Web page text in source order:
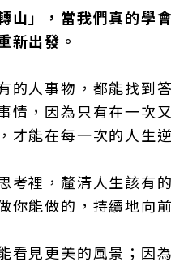
」，當我們真的學
新出發。
人事物，都能找到
，因為只有在一次
能在每一次的人生
裡，釐清人生該有
能做的，持續地向前
看見更美的風景；因